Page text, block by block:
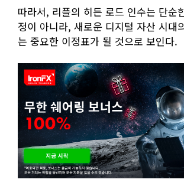
따라서, 리플의 히든 로드 인수는 단순
정이 아니라, 새로운 디지털 자산 시대
는 중요한 이정표가 될 것으로 보인다.